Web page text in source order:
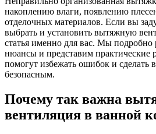
накоплению влаги, появлению
отделочных материалов. Если вы
выбрать и установить вытяжную
статья именно для вас. Мы подробно
нюансы и представим практические
помогут избежать ошибок и
безопасным.
Почему так важна
вентиляция в ванной